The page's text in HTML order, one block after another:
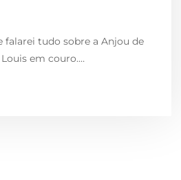
falarei tudo sobre a Anjou de
em couro.…